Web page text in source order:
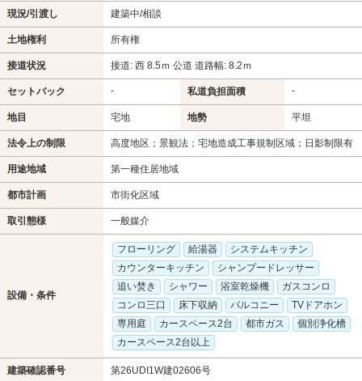
現況/引渡し 建築中/相談
土地権利 所有権
接道状況 接道: 西 8.5ｍ 公道 道路幅: 8.2ｍ
セットバック - 私道負担面積 -
地目 宅地 地勢 平坦
法令上の制限 高度地区；景観法；宅地造成工事規制区域；日影制限有
用途地域 第一種住居地域
都市計画 市街化区域
取引態様 一般媒介
設備・条件
フローリング 給湯器
システムキッチン
カウンターキッチン
シャンプードレッサー
追い焚き
シャワー 浴室乾燥機
ガスコンロ
コンロ三口
床下収納 バルコニー
TVドアホン
専用庭
カースペース2台 都市ガス
個別浄化槽
カースペース2台以上
建築確認番号 第26UDI1W建02606号